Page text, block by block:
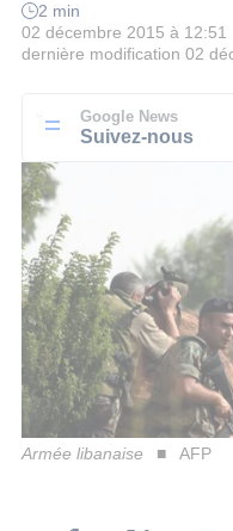
2 min
02 décembre 2015 à 12:51
dernière modification 02
Google News
Suivez-nous
Armée libanaise AFP